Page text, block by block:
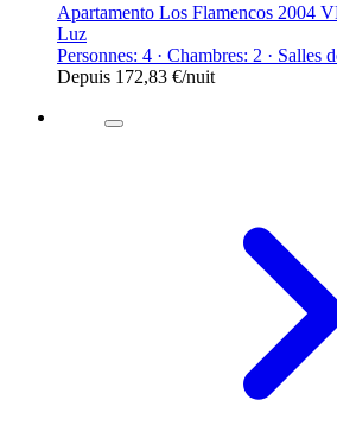
Apartamento Los Flamencos 2004
Luz
Personnes: 4 · Chambres: 2 · Salles
Depuis 172,83 €/nuit